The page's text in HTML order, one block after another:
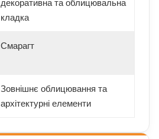
декоративна та облицювальна
кладка
Смарагт
Зовнішнє облицювання та
архітектурні елементи